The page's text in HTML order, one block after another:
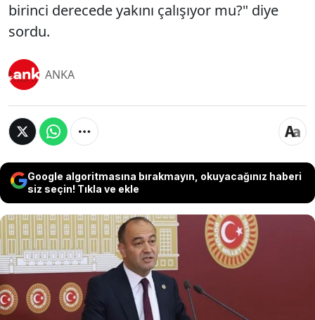
birinci derecede yakını çalışıyor mu?" diye
sordu.
ANKA
Google algoritmasına bırakmayın, okuyacağınız haberi
siz seçin! Tıkla ve ekle
CHP'li Karabat, "Ozan Elektronik Para’da
Saray’ın 'kıdemli' danışmanlarından
birisinin birinci derecede yakını çalışıyor